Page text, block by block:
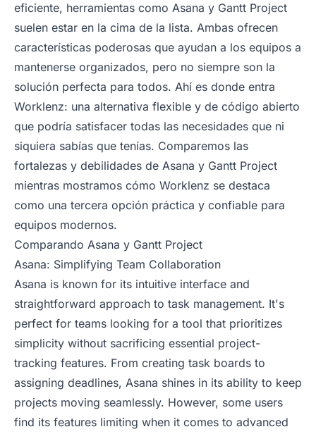
eficiente, herramientas como Asana y Gantt Project
suelen estar en la cima de la lista. Ambas ofrecen
características poderosas que ayudan a los equipos a
mantenerse organizados, pero no siempre son la
solución perfecta para todos. Ahí es donde entra
Worklenz: una alternativa flexible y de código abierto
que podría satisfacer todas las necesidades que ni
siquiera sabías que tenías. Comparemos las
fortalezas y debilidades de Asana y Gantt Project
mientras mostramos cómo Worklenz se destaca
como una tercera opción práctica y confiable para
equipos modernos.
Comparando Asana y Gantt Project
Asana: Simplifying Team Collaboration
Asana is known for its intuitive interface and
straightforward approach to task management. It's
perfect for teams looking for a tool that prioritizes
simplicity without sacrificing essential project-
tracking features. From creating task boards to
assigning deadlines, Asana shines in its ability to keep
projects moving seamlessly. However, some users
find its features limiting when it comes to advanced